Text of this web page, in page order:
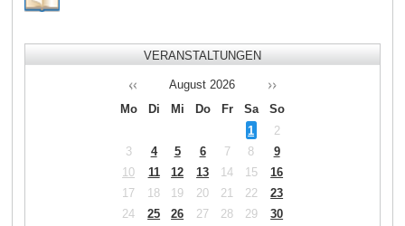
VERANSTALTUNGEN
August 2026
Mo
Di Mi Do Fr Sa
So
1
2
3
4 5 6 7 8
9
10
11 12 13 14 15
16
17
18 19 20 21 22
23
24
25 26 27 28 29
30